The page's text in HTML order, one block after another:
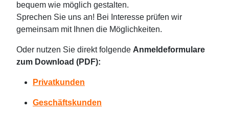
bequem wie möglich gestalten.
Sprechen Sie uns an! Bei Interesse prüfen wir
gemeinsam mit Ihnen die Möglichkeiten.
Oder nutzen Sie direkt folgende Anmeldeformulare
zum Download (PDF):
Privatkunden
Geschäftskunden